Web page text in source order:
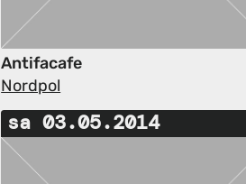
Antifacafe
Nordpol
sa 03.05.2014